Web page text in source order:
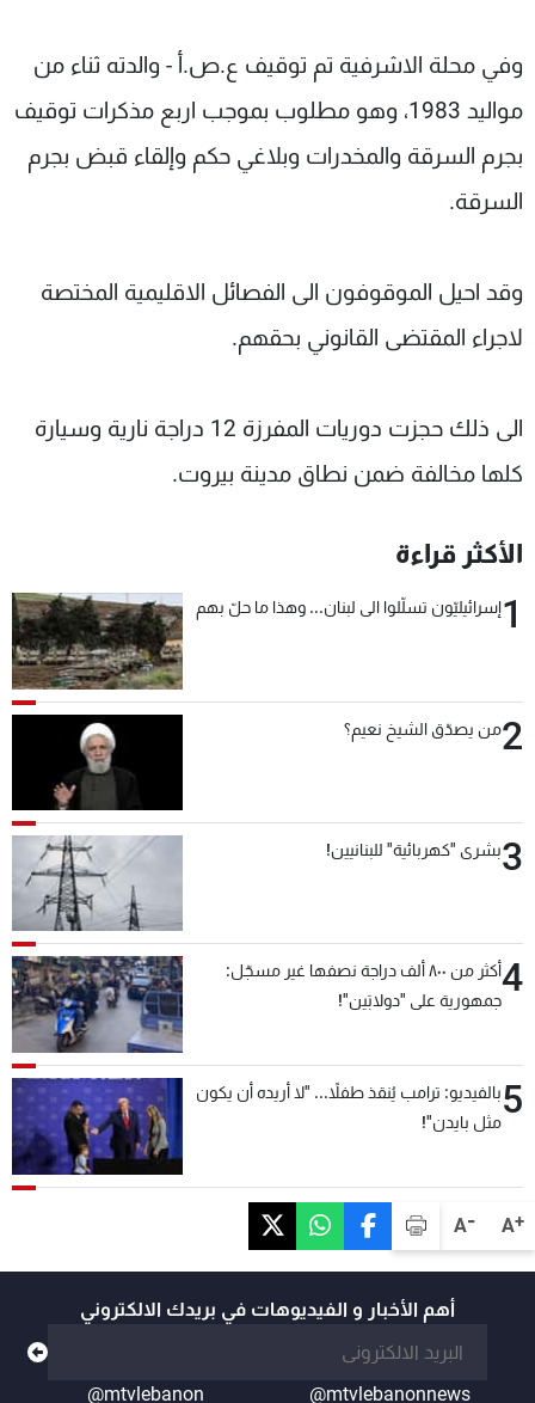
A+
A-
وفي محلة الاشرفية تم توقيف ع.ص.أ - والدته ثناء من
مواليد 1983، وهو مطلوب بموجب اربع مذكرات توقيف
بجرم السرقة والمخدرات وبلاغي حكم وإلقاء قبض بجرم
السرقة.
وقد احيل الموقوفون الى الفصائل الاقليمية المختصة
لاجراء المقتضى القانوني بحقهم.
الى ذلك حجزت دوريات المفرزة 12 دراجة نارية وسيارة
كلها مخالفة ضمن نطاق مدينة بيروت.
الأكثر قراءة
1إسرائيليّون تسلّلوا الى لبنان... وهذا ما حلّ بهم
2من يصدّق الشيخ نعيم؟
3بشرى "كهربائية" للبنانيين!
4
أكثر من ٨٠٠ ألف دراجة نصفها غير مسجّل:
جمهورية على "دولابَين"!
5بالفيديو: ترامب يُنقذ طفلاً... "لا أريده أن يكون
مثل بايدن"!
أهم الأخبار و الفيديوهات في بريدك الالكتروني
@mtvlebanonnews
@mtvlebanon